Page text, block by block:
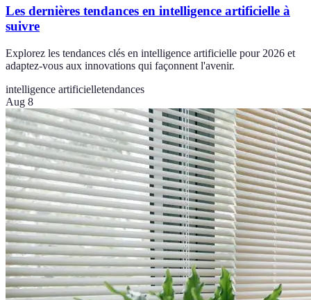
Les dernières tendances en intelligence artificielle à
suivre
Explorez les tendances clés en intelligence artificielle pour 2026 et
adaptez-vous aux innovations qui façonnent l'avenir.
intelligence artificielletendances
Aug 8